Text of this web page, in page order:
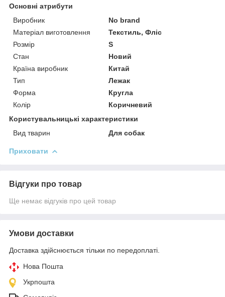
Основні атрибути
Виробник
No brand
Матеріал виготовлення
Текстиль, Фліс
Розмір
S
Стан
Новий
Країна виробник
Китай
Тип
Лежак
Форма
Кругла
Колір
Коричневий
Користувальницькі характеристики
Вид тварин
Для собак
Приховати
Відгуки про товар
Ще немає відгуків про цей товар
Умови доставки
Доставка здійснюється тільки по передоплаті.
Нова Пошта
Укрпошта